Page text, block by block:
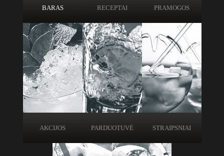
BARAS RECEPTAI PRAMOGOS
AKCIJOS PARDUOTUVĖ STRAIPSNIAI